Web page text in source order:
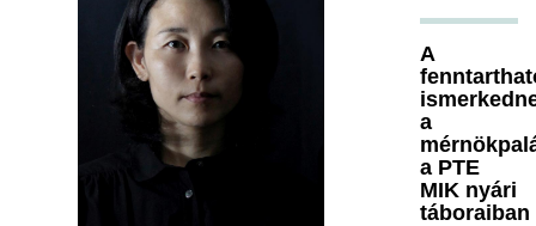
A
a
a PTE
MIK nyári
táboraiban